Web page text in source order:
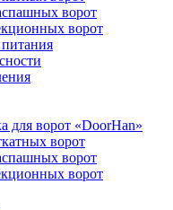
ворот
ворот
для ворот «DoorHan»
ворот
ворот
ворот